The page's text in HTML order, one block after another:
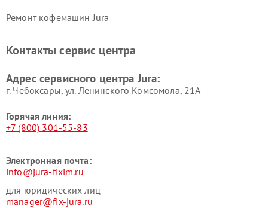
Ремонт кофемашин Jura
Контакты сервис центра
Адрес сервисного центра Jura:
г. Чебоксары, ул. Ленинского Комсомола, 21А
Горячая линия:
+7 (800) 301-55-83
Электронная почта:
info@jura-fixim.ru
для юридических лиц
manager@fix-jura.ru